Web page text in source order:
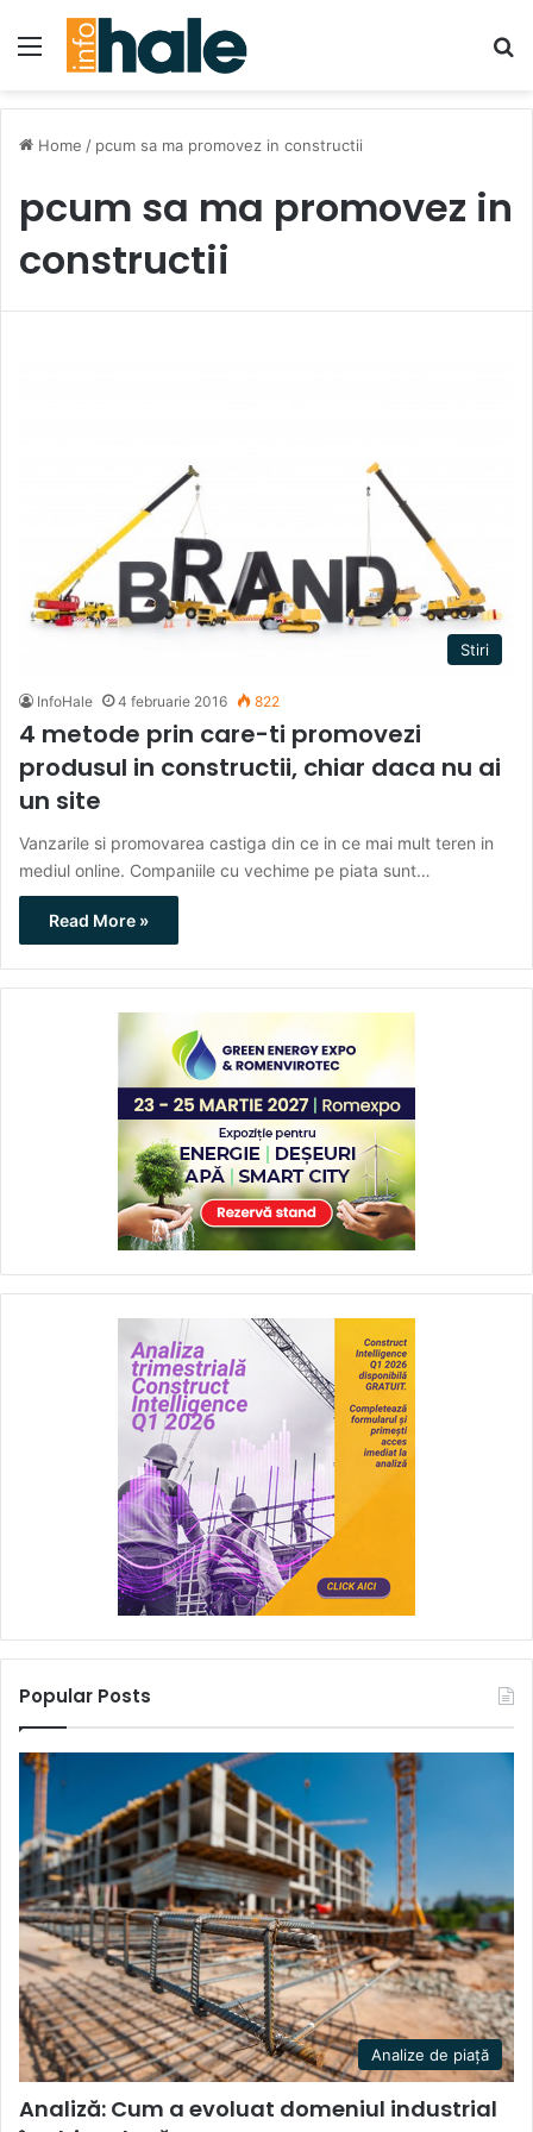
Menu
Home / pcum sa ma promovez in constructii
pcum sa ma promovez in
constructii
Stiri
InfoHale 4 februarie 2016 822
4 metode prin care-ti promovezi
produsul in constructii, chiar daca nu ai
un site
Vanzarile si promovarea castiga din ce in ce mai mult teren in
mediul online. Companiile cu vechime pe piata sunt…
Read More »
Popular Posts
Analize de piață
Analiză: Cum a evoluat domeniul industrial